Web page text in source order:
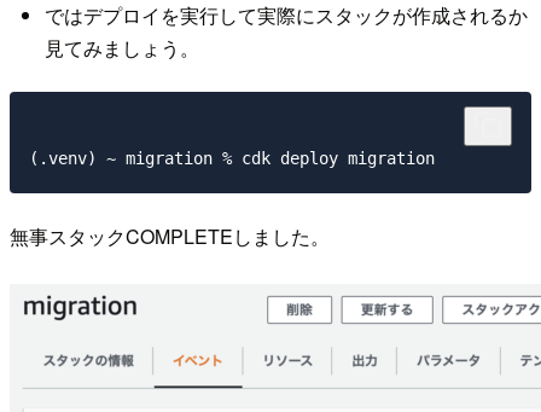
ではデプロイを実行して実際にスタックが作成されるか
見てみましょう。
無事スタックCOMPLETEしました。